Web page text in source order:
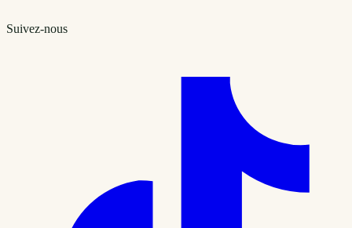
Suivez-nous